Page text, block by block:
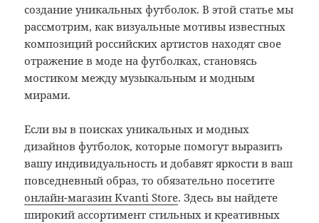
создание уникальных футболок. В этой статье мы
рассмотрим, как визуальные мотивы известных
композиций российских артистов находят свое
отражение в моде на футболках, становясь
мостиком между музыкальным и модным
мирами.
Если вы в поисках уникальных и модных
дизайнов футболок, которые помогут выразить
вашу индивидуальность и добавят яркости в ваш
повседневный образ, то обязательно посетите
онлайн-магазин Kvanti Store. Здесь вы найдете
широкий ассортимент стильных и креативных